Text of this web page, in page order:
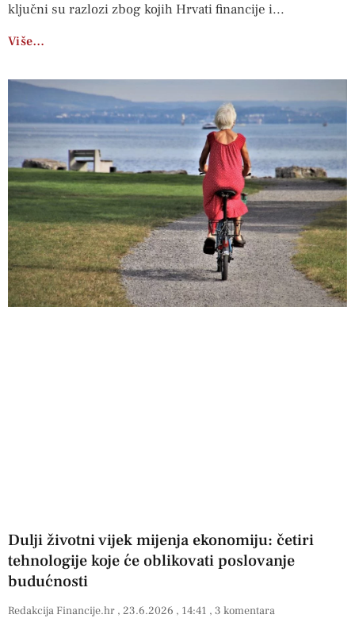
ključni su razlozi zbog kojih Hrvati financije i
Više…
Dulji životni vijek mijenja ekonomiju: četiri
tehnologije koje će oblikovati poslovanje
budućnosti
Redakcija Financije.hr 23.6.2026 14:41 3 komentara